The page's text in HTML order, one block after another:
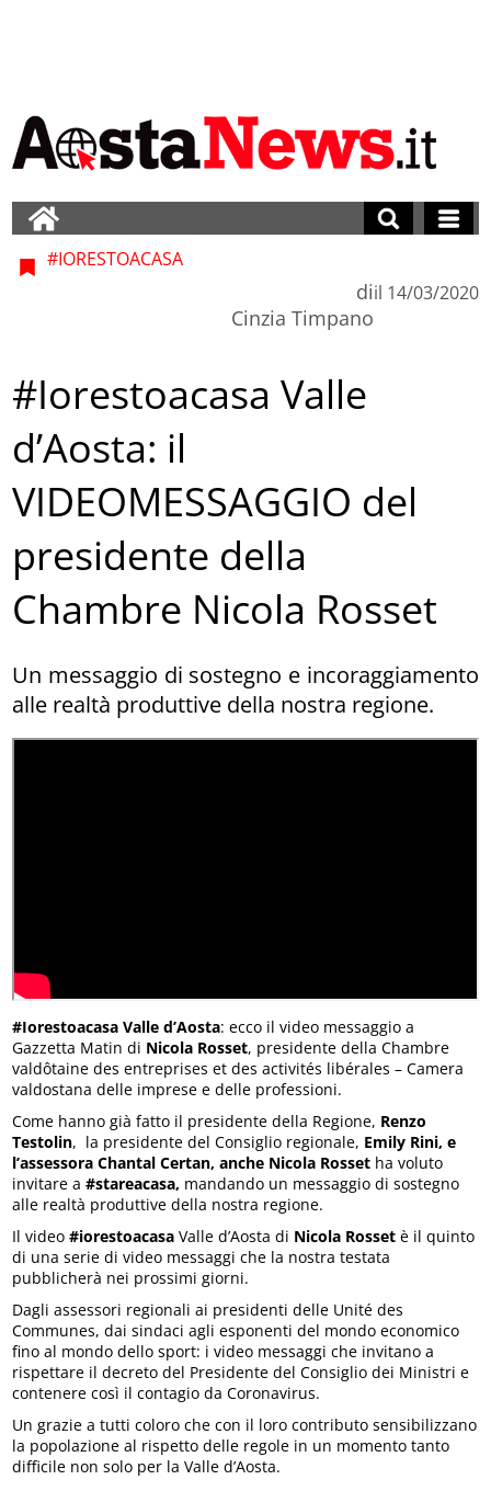
#IORESTOACASA
di
Cinzia Timpano
il 14/03/2020
#Iorestoacasa Valle
d’Aosta: il
VIDEOMESSAGGIO del
presidente della
Chambre Nicola Rosset
Un messaggio di sostegno e incoraggiamento
alle realtà produttive della nostra regione.
#Iorestoacasa Valle d’Aosta: ecco il video messaggio a
Gazzetta Matin di Nicola Rosset, presidente della Chambre
valdôtaine des entreprises et des activités libérales – Camera
valdostana delle imprese e delle professioni.
Come hanno già fatto il presidente della Regione, Renzo
Testolin, la presidente del Consiglio regionale, Emily Rini, e
l’assessora Chantal Certan, anche Nicola Rosset ha voluto
invitare a #stareacasa, mandando un messaggio di sostegno
alle realtà produttive della nostra regione.
Il video#iorestoacasa Valle d’Aosta di Nicola Rosset è il quinto
di una serie di video messaggi che la nostra testata
pubblicherà nei prossimi giorni.
Dagli assessori regionali ai presidenti delle Unité des
Communes, dai sindaci agli esponenti del mondo economico
fino al mondo dello sport: i video messaggi che invitano a
rispettare il decreto del Presidente del Consiglio dei Ministri e
contenere così il contagio da Coronavirus.
Un grazie a tutti coloro che con il loro contributo sensibilizzano
la popolazione al rispetto delle regole in un momento tanto
difficile non solo per la Valle d’Aosta.